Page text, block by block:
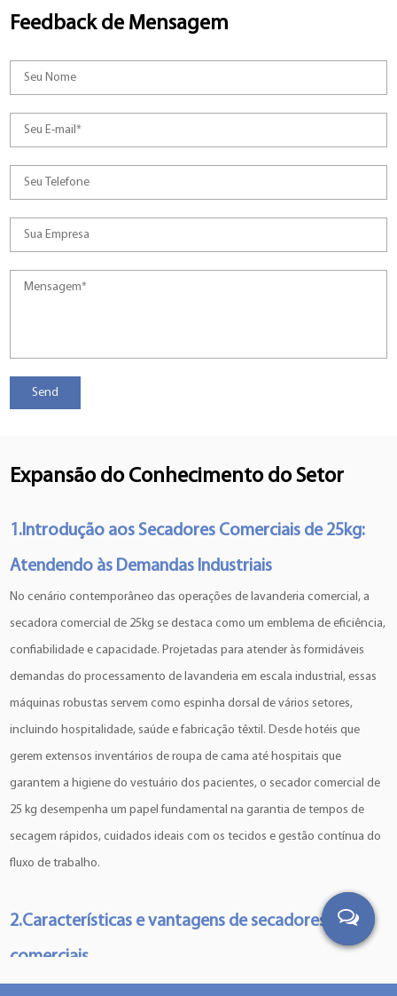
Feedback de Mensagem
Expansão do Conhecimento do Setor
1.Introdução aos Secadores Comerciais de 25kg:
Atendendo às Demandas Industriais
No cenário contemporâneo das operações de lavanderia comercial, a
secadora comercial de 25kg se destaca como um emblema de eficiência,
confiabilidade e capacidade. Projetadas para atender às formidáveis ​​
demandas do processamento de lavanderia em escala industrial, essas
máquinas robustas servem como espinha dorsal de vários setores,
incluindo hospitalidade, saúde e fabricação têxtil. Desde hotéis que
gerem extensos inventários de roupa de cama até hospitais que
garantem a higiene do vestuário dos pacientes, o secador comercial de
25 kg desempenha um papel fundamental na garantia de tempos de
secagem rápidos, cuidados ideais com os tecidos e gestão contínua do
fluxo de trabalho.
2.Características e vantagens de secadores 25kg
comerciais
No coração de cada secador comercial de 25 kg está um conjunto de